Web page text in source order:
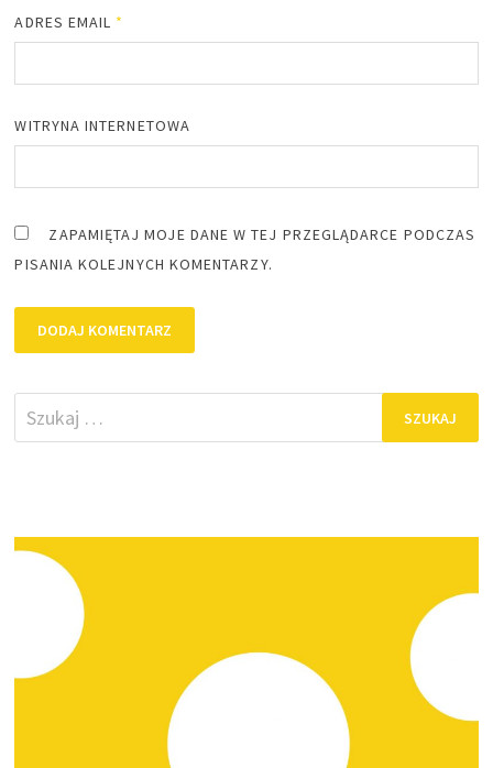
ADRES EMAIL *
WITRYNA INTERNETOWA
ZAPAMIĘTAJ MOJE DANE W TEJ PRZEGLĄDARCE PODCZAS
PISANIA KOLEJNYCH KOMENTARZY.
Szukaj: